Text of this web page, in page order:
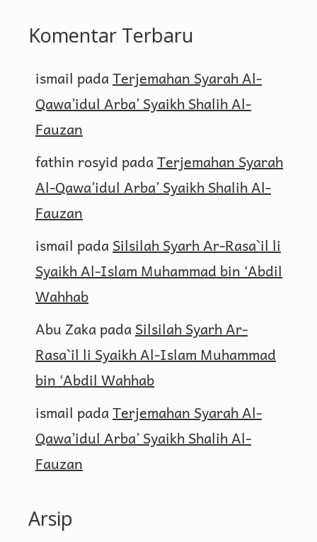
Komentar Terbaru
ismail padaTerjemahan Syarah Al-
Qawa’idul Arba’ Syaikh Shalih Al-
Fauzan
fathin rosyid padaTerjemahan Syarah
Al-Qawa’idul Arba’ Syaikh Shalih Al-
Fauzan
ismail padaSilsilah Syarh Ar-Rasa`il li
Syaikh Al-Islam Muhammad bin ‘Abdil
Wahhab
Abu ZakapadaSilsilah Syarh Ar-
Rasa`il li Syaikh Al-Islam Muhammad
bin ‘Abdil Wahhab
ismail padaTerjemahan Syarah Al-
Qawa’idul Arba’ Syaikh Shalih Al-
Fauzan
Arsip